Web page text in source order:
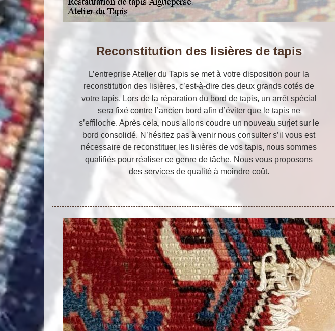
Reconstitution des lisières de tapis
L’entreprise Atelier du Tapis se met à votre disposition pour la
reconstitution des lisières, c’est-à-dire des deux grands cotés de
votre tapis. Lors de la réparation du bord de tapis, un arrêt spécial
sera fixé contre l’ancien bord afin d’éviter que le tapis ne
s’effiloche. Après cela, nous allons coudre un nouveau surjet sur le
bord consolidé. N’hésitez pas à venir nous consulter s’il vous est
nécessaire de reconstituer les lisières de vos tapis, nous sommes
qualifiés pour réaliser ce genre de tâche. Nous vous proposons
des services de qualité à moindre coût.